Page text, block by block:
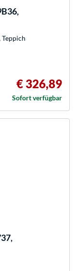
€ 326,89
Sofort verfügbar